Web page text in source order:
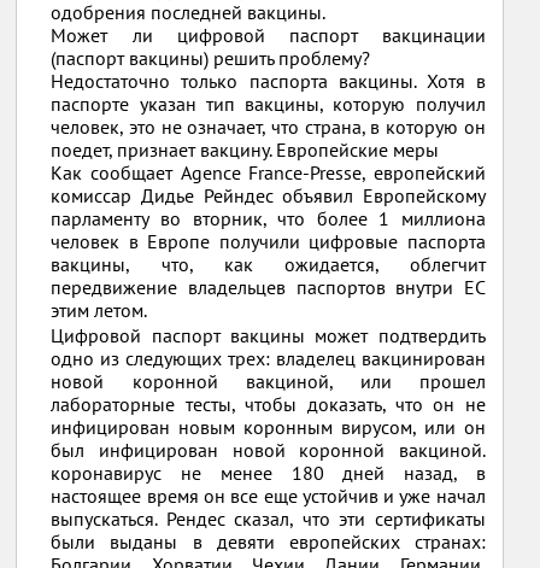
одобрения последней вакцины.
Может ли цифровой паспорт вакцинации
(паспорт вакцины) решить проблему?
Недостаточно только паспорта вакцины. Хотя в
паспорте указан тип вакцины, которую получил
человек, это не означает, что страна, в которую он
поедет, признает вакцину. Европейские меры
Как сообщает Agence France-Presse, европейский
комиссар Дидье Рейндес объявил Европейскому
парламенту во вторник, что более 1 миллиона
человек в Европе получили цифровые паспорта
вакцины, что, как ожидается, облегчит
передвижение владельцев паспортов внутри ЕС
этим летом.
Цифровой паспорт вакцины может подтвердить
одно из следующих трех: владелец вакцинирован
новой коронной вакциной, или прошел
лабораторные тесты, чтобы доказать, что он не
инфицирован новым коронным вирусом, или он
был инфицирован новой коронной вакциной.
коронавирус не менее 180 дней назад, в
настоящее время он все еще устойчив и уже начал
выпускаться. Рендес сказал, что эти сертификаты
были выданы в девяти европейских странах: